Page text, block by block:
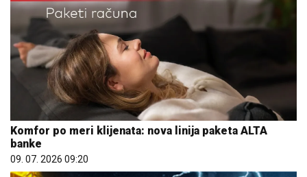
Komfor po meri klijenata: nova linija paketa ALTA
banke
09. 07. 2026 09:20